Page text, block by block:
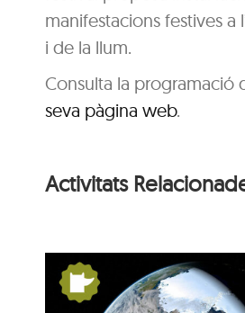
manifestacions festives a
i de la llum.
Consulta la programació
seva pàgina web.
Activitats